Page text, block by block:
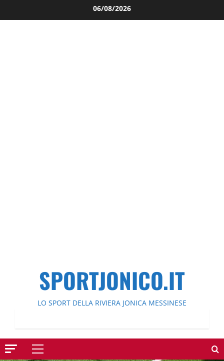
al
06/08/2026
SPORTJONICO.IT
LO SPORT DELLA RIVIERA JONICA MESSINESE
Menu